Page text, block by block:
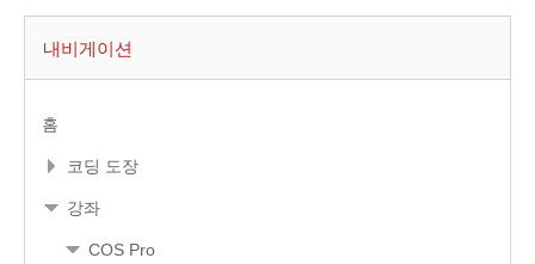
내비게이션
홈
코딩 도장
강좌
COS Pro